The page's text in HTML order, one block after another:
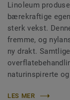
Linoleum
bærekraftige
sterk vekst.
fremme, og
ny drakt.
naturinspirerte
LES MER